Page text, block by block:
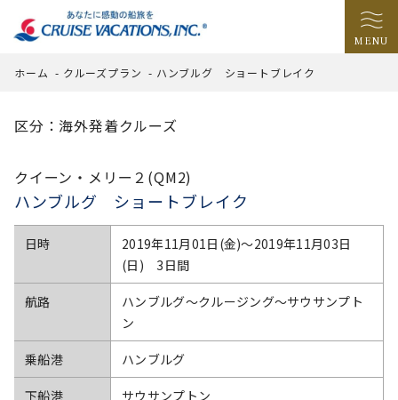
MENU
ホーム - クルーズプラン - ハンブルグ ショートブレイク
区分：海外発着クルーズ
クイーン・メリー２(QM2)
ハンブルグ ショートブレイク
日時
2019年11月01日(金)〜2019年11月03日
(日) 3日間
航路
ハンブルグ～クルージング～サウサンプト
ン
乗船港 ハンブルグ
下船港 サウサンプトン